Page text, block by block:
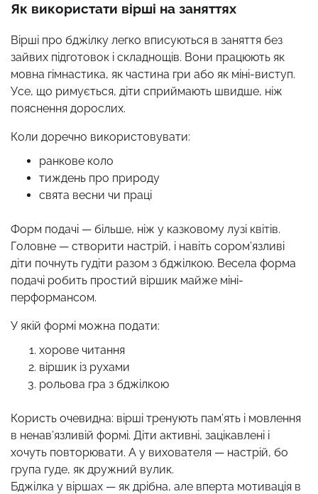
Як використати вірші на заняттях
Вірші про бджілку легко вписуються в заняття без
зайвих підготовок і складнощів. Вони працюють як
мовна гімнастика, як частина гри або як міні-виступ.
Усе, що римується, діти сприймають швидше, ніж
пояснення дорослих.
Коли доречно використовувати:
ранкове коло
тиждень про природу
свята весни чи праці
Форм подачі — більше, ніж у казковому лузі квітів.
Головне — створити настрій, і навіть сором’язливі
діти почнуть гудіти разом з бджілкою. Весела форма
подачі робить простий віршик майже міні-
перформансом.
У якій формі можна подати:
хорове читання
віршик із рухами
рольова гра з бджілкою
Користь очевидна: вірші тренують пам’ять і мовлення
в ненав’язливій формі. Діти активні, зацікавлені і
хочуть повторювати. А у вихователя — настрій, бо
група гуде, як дружний вулик.
Бджілка у віршах — як дрібна, але вперта мотивація в